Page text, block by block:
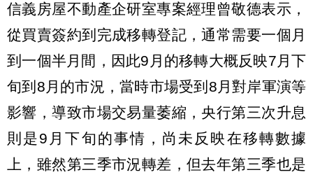
信義房屋不動產企研室專案經理曾敬德表示，
從買賣簽約到完成移轉登記，通常需要一個月
到一個半月間，因此9月的移轉大概反映7月下
旬到8月的市況，當時市場受到8月對岸軍演等
影響，導致市場交易量萎縮，央行第三次升息
則是9月下旬的事情，尚未反映在移轉數據
上，雖然第三季市況轉差，但去年第三季也是